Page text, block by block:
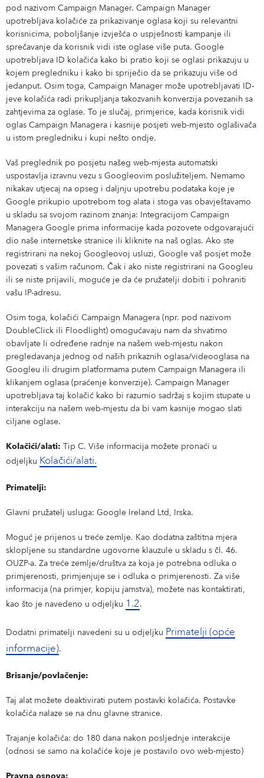
pod nazivom Campaign Manager. Campaign Manager
upotrebljava kolačiće za prikazivanje oglasa koji su relevantni
korisnicima, poboljšanje izvješća o uspješnosti kampanje ili
sprečavanje da korisnik vidi iste oglase više puta. Google
upotrebljava ID kolačića kako bi pratio koji se oglasi prikazuju u
kojem pregledniku i kako bi spriječio da se prikazuju više od
jedanput. Osim toga, Campaign Manager može upotrebljavati ID-
jeve kolačića radi prikupljanja takozvanih konverzija povezanih sa
zahtjevima za oglase. To je slučaj, primjerice, kada korisnik vidi
oglas Campaign Managera i kasnije posjeti web-mjesto oglašivača
u istom pregledniku i kupi nešto ondje.
Vaš preglednik po posjetu našeg web-mjesta automatski
uspostavlja izravnu vezu s Googleovim poslužiteljem. Nemamo
nikakav utjecaj na opseg i daljnju upotrebu podataka koje je
Google prikupio upotrebom tog alata i stoga vas obavještavamo
u skladu sa svojom razinom znanja: Integracijom Campaign
Managera Google prima informacije kada pozovete odgovarajući
dio naše internetske stranice ili kliknite na naš oglas. Ako ste
registrirani na nekoj Googleovoj usluzi, Google vaš posjet može
povezati s vašim računom. Čak i ako niste registrirani na Googleu
ili se niste prijavili, moguće je da će pružatelji dobiti i pohraniti
vašu IP-adresu.
Osim toga, kolačići Campaign Managera (npr. pod nazivom
DoubleClick ili Floodlight) omogućavaju nam da shvatimo
obavljate li određene radnje na našem web-mjestu nakon
pregledavanja jednog od naših prikaznih oglasa/videooglasa na
Googleu ili drugim platformama putem Campaign Managera ili
klikanjem oglasa (praćenje konverzije). Campaign Manager
upotrebljava taj kolačić kako bi razumio sadržaj s kojim stupate u
interakciju na našem web-mjestu da bi vam kasnije mogao slati
ciljane oglase.
Kolačići/alati:
Tip C. Više informacija možete pronaći u
odjeljku Kolačići/alati.
Primatelji:
Glavni pružatelj usluga: Google Ireland Ltd, Irska.
Moguć je prijenos u treće zemlje. Kao dodatna zaštitna mjera
sklopljene su standardne ugovorne klauzule u skladu s čl. 46.
OUZP-a. Za treće zemlje/društva za koja je potrebna odluka o
primjerenosti, primjenjuje se i odluka o primjerenosti. Za više
informacija (na primjer, kopiju jamstva), možete nas kontaktirati,
kao što je navedeno u odjeljku 1.2.
Dodatni primatelji navedeni su u odjeljku Primatelji (opće
informacije).
Brisanje/povlačenje:
Taj alat možete deaktivirati putem postavki kolačića. Postavke
kolačića nalaze se na dnu glavne stranice.
Trajanje kolačića: do 180 dana nakon posljednje interakcije
(odnosi se samo na kolačiće koje je postavilo ovo web-mjesto)
Pravna osnova: